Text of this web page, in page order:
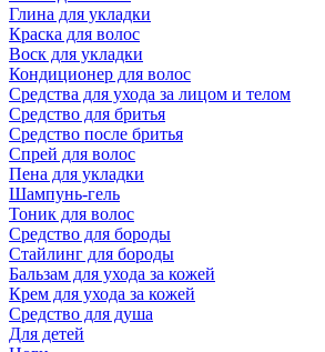
Глина для укладки
Краска для волос
Воск для укладки
Кондиционер для волос
Средства для ухода за лицом и телом
Средство для бритья
Средство после бритья
Спрей для волос
Пена для укладки
Шампунь-гель
Тоник для волос
Средство для бороды
Стайлинг для бороды
Бальзам для ухода за кожей
Крем для ухода за кожей
Средство для душа
Для детей